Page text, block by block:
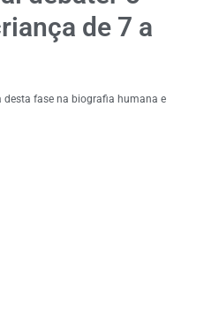
de 7 a
desta fase na biografia humana e